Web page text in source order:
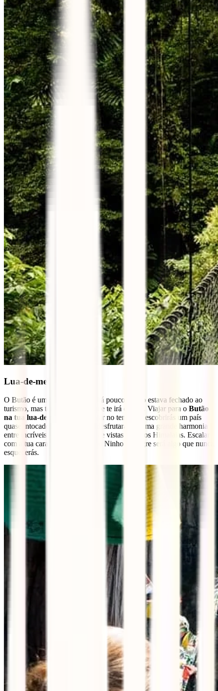
Lua-de-mel no Butão
O Butão é um destino que até há pouco tempo estava fechado ao
turismo, mas tem uma magia que te irá cativar. Viajar para o Butão
na tua lua-de-mel
é como viajar no tempo. Descobrirás um país
quase intocado pelo turismo e desfrutarás de uma grande harmonia
entre incríveis templos budistas e vistas sobre os Himalaias. Escalar
com a tua cara metade o famoso Ninho do Tigre será algo que nunca
esquecerás.